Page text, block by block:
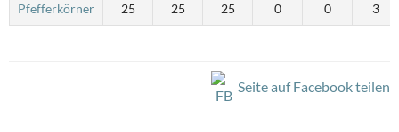
Pfefferkörner 25 25 25 0 0 3
Seite auf Facebook teilen